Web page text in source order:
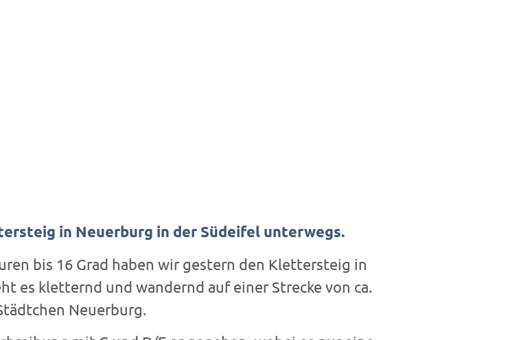
in Neuerburg in der Südeifel unterwegs.
bis 16 Grad haben wir gestern den Klettersteig in
es kletternd und wandernd auf einer Strecke von ca.
Neuerburg.